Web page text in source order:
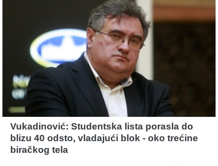
Vukadinović: Studentska lista porasla do
blizu 40 odsto, vladajući blok - oko trećine
biračkog tela